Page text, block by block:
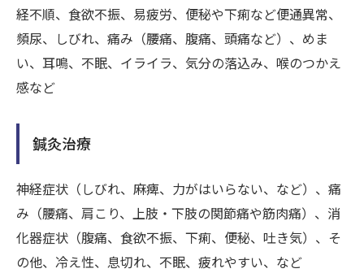
経不順、食欲不振、易疲労、便秘や下痢など便通異常、
頻尿、しびれ、痛み（腰痛、腹痛、頭痛など）、めま
い、耳鳴、不眠、イライラ、気分の落込み、喉のつかえ
感など
鍼灸治療
神経症状（しびれ、麻痺、力がはいらない、など）、痛
み（腰痛、肩こり、上肢・下肢の関節痛や筋肉痛）、消
化器症状（腹痛、食欲不振、下痢、便秘、吐き気）、そ
の他、冷え性、息切れ、不眠、疲れやすい、など